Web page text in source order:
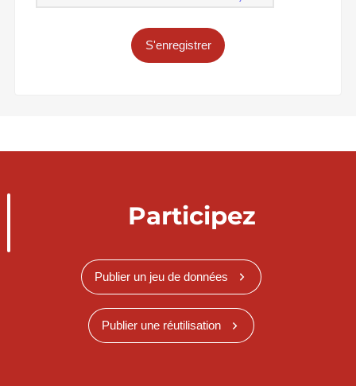
S'enregistrer
Participez
Publier un jeu de données
Publier une réutilisation